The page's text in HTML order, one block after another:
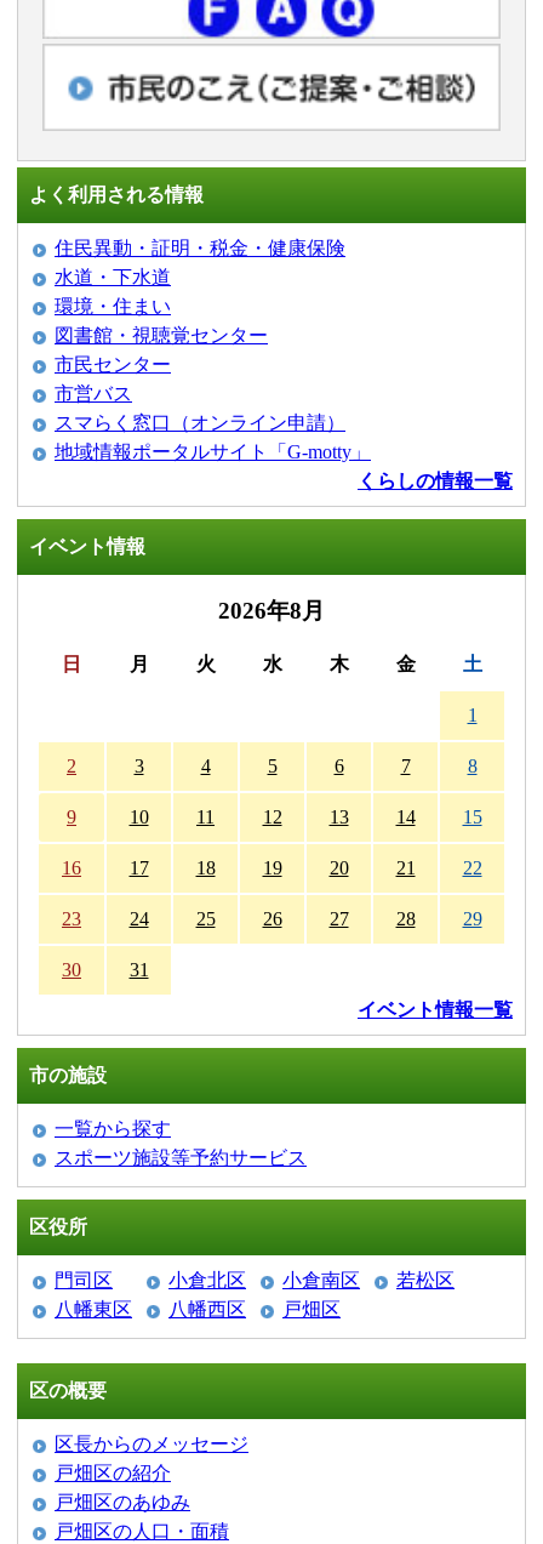
よく利用される情報
住民異動・証明・税金・健康保険
水道・下水道
環境・住まい
図書館・視聴覚センター
市民センター
市営バス
スマらく窓口（オンライン申請）
地域情報ポータルサイト「G-motty」
くらしの情報一覧
イベント情報
2026年8月
日 月 火 水 木 金 土
1
2 3 4 5 6 7 8
9 10 11 12 13 14 15
16 17 18 19 20 21 22
23 24 25 26 27 28 29
30
31
イベント情報一覧
市の施設
一覧から探す
スポーツ施設等予約サービス
区役所
門司区 小倉北区 小倉南区
若松区
八幡東区
八幡西区 戸畑区
区の概要
区長からのメッセージ
戸畑区の紹介
戸畑区のあゆみ
戸畑区の人口・面積